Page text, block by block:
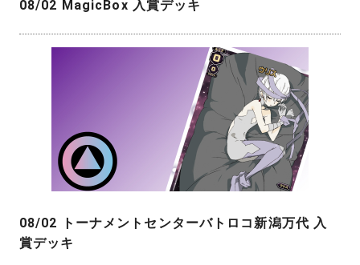
08/02 MagicBox 入賞デッキ
08/02 トーナメントセンターバトロコ新潟万代 入
賞デッキ